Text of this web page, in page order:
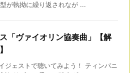
が執拗に繰り返されなが ...
「ヴァイオリン協奏曲」【解
ジェストで聴いてみよう！ ティンパニ